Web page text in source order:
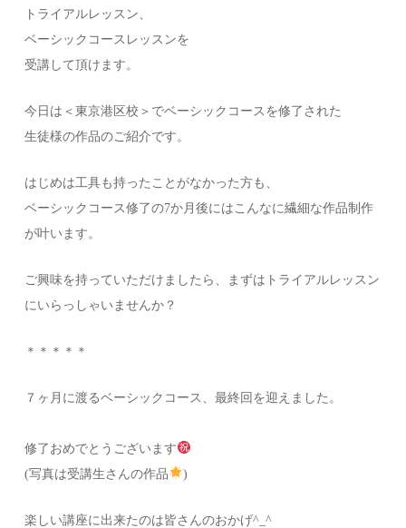
トライアルレッスン、
ベーシックコースレッスンを
受講して頂けます。
今日は＜東京港区校＞でベーシックコースを修了された
生徒様の作品のご紹介です。
はじめは工具も持ったことがなかった方も、
ベーシックコース修了の7か月後にはこんなに繊細な作品制作
が叶います。
ご興味を持っていただけましたら、まずはトライアルレッスン
にいらっしゃいませんか？
＊＊＊＊＊
７ヶ月に渡るベーシックコース、最終回を迎えました。
修了おめでとうございます
⁡(写真は受講生さんの作品
)
楽しい講座に出来たのは皆さんのおかげ^_^